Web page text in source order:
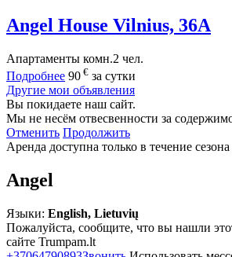
Angel House Vilnius, 36A
Апартаменты комн.2 чел.
Подробнее 90 € за сутки
Другие мои объявления
Вы покидаете наш сайт.
Мы не несём отвесвенности за
Отменить Продолжить
Аренда доступна только в течение сезона
Angel
Языки: English, Lietuvių
Пожалуйста, сообщите, что вы нашли
сайте Trumpam.lt